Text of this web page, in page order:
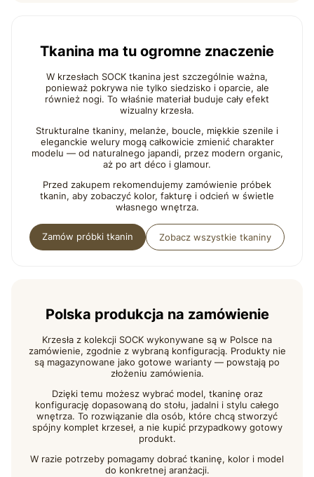
Tkanina ma tu ogromne znaczenie
W krzesłach SOCK tkanina jest szczególnie ważna,
ponieważ pokrywa nie tylko siedzisko i oparcie, ale
również nogi. To właśnie materiał buduje cały efekt
wizualny krzesła.
Strukturalne tkaniny, melanże, boucle, miękkie szenile i
eleganckie welury mogą całkowicie zmienić charakter
modelu — od naturalnego japandi, przez modern organic,
aż po art déco i glamour.
Przed zakupem rekomendujemy zamówienie próbek
tkanin, aby zobaczyć kolor, fakturę i odcień w świetle
własnego wnętrza.
Zamów próbki tkanin Zobacz wszystkie tkaniny
Polska produkcja na zamówienie
Krzesła z kolekcji SOCK wykonywane są w Polsce na
zamówienie, zgodnie z wybraną konfiguracją. Produkty nie
są magazynowane jako gotowe warianty — powstają po
złożeniu zamówienia.
Dzięki temu możesz wybrać model, tkaninę oraz
konfigurację dopasowaną do stołu, jadalni i stylu całego
wnętrza. To rozwiązanie dla osób, które chcą stworzyć
spójny komplet krzeseł, a nie kupić przypadkowy gotowy
produkt.
W razie potrzeby pomagamy dobrać tkaninę, kolor i model
do konkretnej aranżacji.